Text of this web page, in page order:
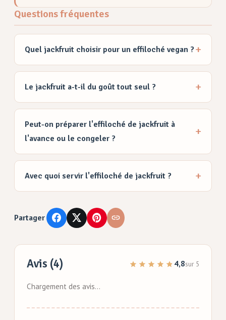
Questions fréquentes
Quel jackfruit choisir pour un effiloché vegan ?
Le jackfruit a-t-il du goût tout seul ?
Peut-on préparer l'effiloché de jackfruit à
l'avance ou le congeler ?
Avec quoi servir l'effiloché de jackfruit ?
Partager
Avis (4) 4,8sur 5
Chargement des avis…